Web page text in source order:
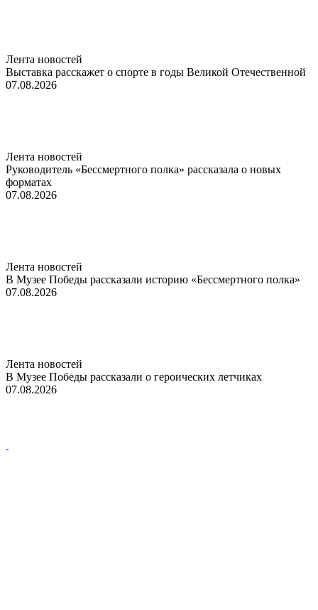
Лента новостей
Выставка расскажет о спорте в годы Великой Отечественной
07.08.2026
Лента новостей
Руководитель «Бессмертного полка» рассказала о новых
форматах
07.08.2026
Лента новостей
В Музее Победы рассказали историю «Бессмертного полка»
07.08.2026
Лента новостей
В Музее Победы рассказали о героических летчиках
07.08.2026